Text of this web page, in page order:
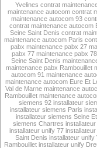
Yvelines contrat
maintenance autocom contrat
maintenance autocom 93
contrat maintenance autocom
Seine Saint Denis contrat
maintenance autocom Paris
pabx maintenance pabx 27
pabx 77 maintenance pabx 78
Seine Saint Denis
maintenance pabx Rambouillet
autocom 91 maintenance
maintenance autocom Eure Et
Val de Marne maintenance
Rambouillet maintenance
siemens 92 installateur
installateur siemens Paris
installateur siemens Seine
siemens Chartres
installateur unify 77
Saint Denis installateur unify
Rambouillet installateur unify